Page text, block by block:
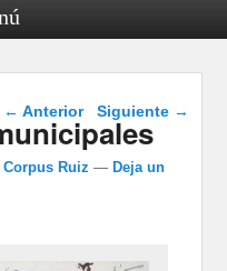
Navegación de
entradas
← Anterior Siguiente →
Corpus Ruiz — Deja un